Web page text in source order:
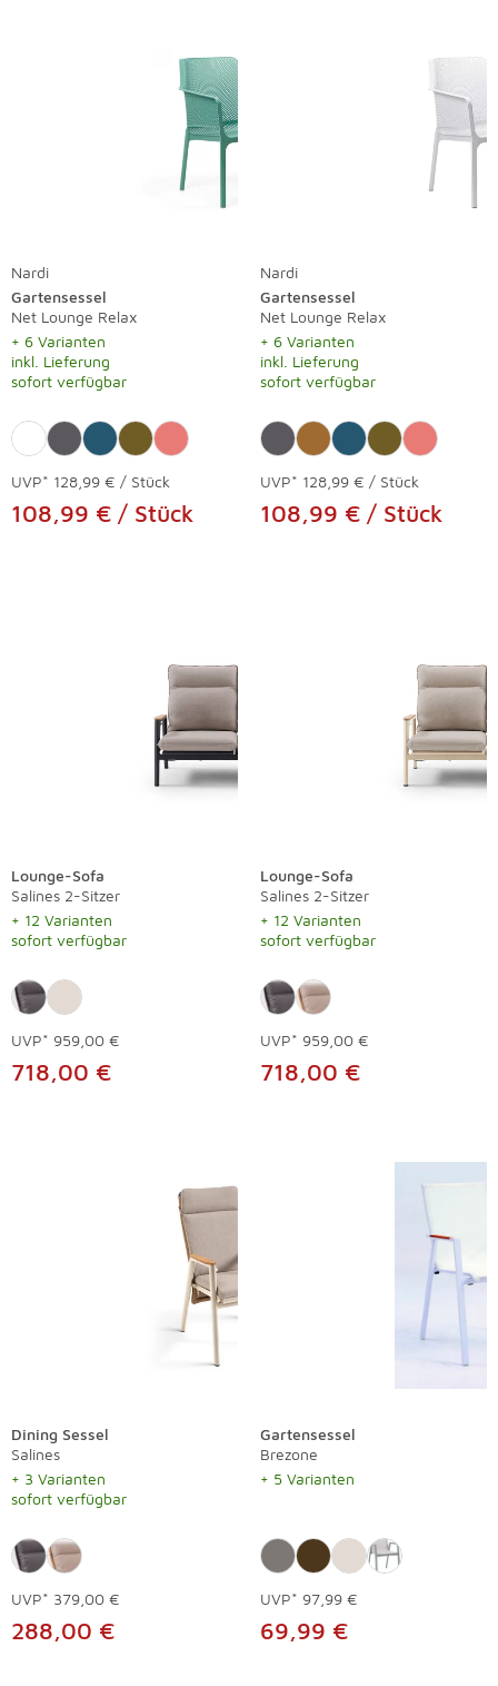
Nardi
Gartensessel
Net Lounge Relax
+ 6 Varianten
inkl. Lieferung
sofort verfügbar
UVP* 128,99 € / Stück
108,99 € / Stück
Nardi
Gartensessel
Net Lounge Relax
+ 6 Varianten
inkl. Lieferung
sofort verfügbar
UVP* 128,99 € / Stück
108,99 € / Stück
Lounge-Sofa
Salines 2-Sitzer
+ 12 Varianten
sofort verfügbar
UVP* 959,00 €
718,00 €
Lounge-Sofa
Salines 2-Sitzer
+ 12 Varianten
sofort verfügbar
UVP* 959,00 €
718,00 €
Dining Sessel
Salines
+ 3 Varianten
sofort verfügbar
UVP* 379,00 €
288,00 €
Gartensessel
Brezone
+ 5 Varianten
UVP* 97,99 €
69,99 €